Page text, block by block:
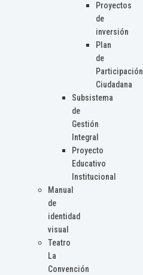
Proyectos
de
inversión
Plan
de
Participación
Ciudadana
Subsistema
de
Gestión
Integral
Proyecto
Educativo
Institucional
Manual
de
identidad
visual
Teatro
La
Convención